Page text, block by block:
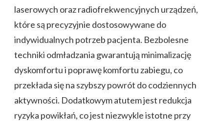
laserowych oraz radiofrekwencyjnych urządzeń,
które są precyzyjnie dostosowywane do
indywidualnych potrzeb pacjenta. Bezbolesne
techniki odmładzania gwarantują minimalizację
dyskomfortu i poprawę komfortu zabiegu, co
przekłada się na szybszy powrót do codziennych
aktywności. Dodatkowym atutem jest redukcja
ryzyka powikłań, co jest niezwykle istotne przy